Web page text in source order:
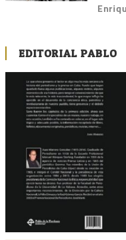
EDITORIAL PABLO